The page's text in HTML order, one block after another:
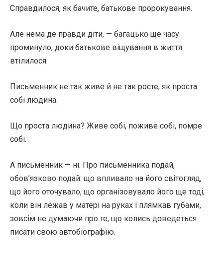
Справдилося, як бачите, батькове пророкування.
Але нема де правди діти, — багацько ще часу
проминуло, доки батькове віщування в життя
втілилося.
Письменник не так живе й не так росте, як проста
собі людина.
Що проста людина? Живе собі, поживе собі, помре
собі.
А письменник — ні. Про письменника подай,
обов’язково подай: що впливало на його світогляд,
що його оточувало, що організовувало його ще тоді,
коли він лежав у матері на руках і плямкав губами,
зовсім не думаючи про те, що колись доведеться
писати свою автобіографію.